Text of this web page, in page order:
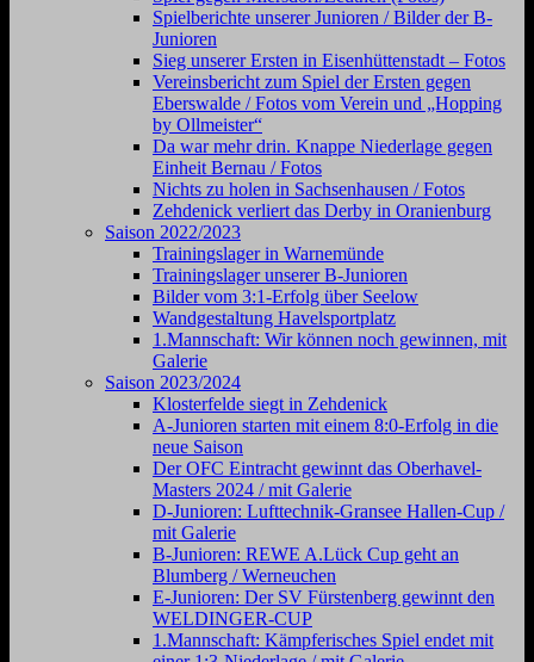
Spielberichte unserer Junioren / Bilder der B-
Junioren
Sieg unserer Ersten in Eisenhüttenstadt – Fotos
Vereinsbericht zum Spiel der Ersten gegen
Eberswalde / Fotos vom Verein und „Hopping
by Ollmeister“
Da war mehr drin. Knappe Niederlage gegen
Einheit Bernau / Fotos
Nichts zu holen in Sachsenhausen / Fotos
Zehdenick verliert das Derby in Oranienburg
Saison 2022/2023
Trainingslager in Warnemünde
Trainingslager unserer B-Junioren
Bilder vom 3:1-Erfolg über Seelow
Wandgestaltung Havelsportplatz
1.Mannschaft: Wir können noch gewinnen, mit
Galerie
Saison 2023/2024
Klosterfelde siegt in Zehdenick
A-Junioren starten mit einem 8:0-Erfolg in die
neue Saison
Der OFC Eintracht gewinnt das Oberhavel-
Masters 2024 / mit Galerie
D-Junioren: Lufttechnik-Gransee Hallen-Cup /
mit Galerie
B-Junioren: REWE A.Lück Cup geht an
Blumberg / Werneuchen
E-Junioren: Der SV Fürstenberg gewinnt den
WELDINGER-CUP
1.Mannschaft: Kämpferisches Spiel endet mit